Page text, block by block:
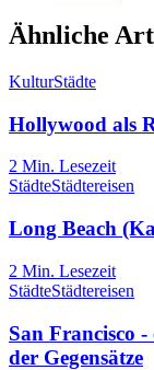
Ähnliche
KulturStädte
Hollywood als
2 Min. Lesezeit
StädteStädtereisen
Long Beach
2 Min. Lesezeit
StädteStädtereisen
San Francisco
der Gegensätze